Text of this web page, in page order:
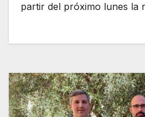
partir del próximo lunes la